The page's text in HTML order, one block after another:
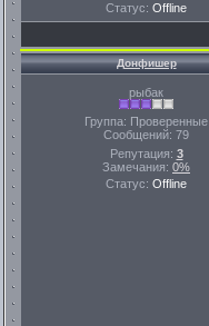
Статус: Offline
Донфишер
рыбак
Группа: Проверенные
Сообщений: 79
Репутация: 3
Замечания: 0%
Статус: Offline